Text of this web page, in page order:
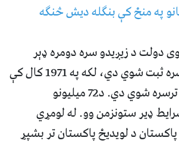
په منځ کې بنګله دیش څنګه
دولت د زیږیدو سره دومره ډېر
ظلمونه په ندرت سره ثبت شوي دي، لکه په 1971 کال کې
په بنګله دېش کې ترسره شوي دي. د72 میلیونو
ډیر ستونزمن وو. له لومړي
د لویدیځ پاکستان تر بشپړ